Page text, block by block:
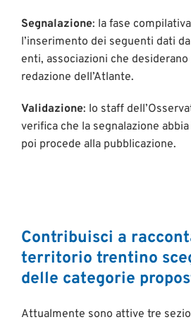
Segnalazione: la fase
l’inserimento dei seguenti dati
enti, associazioni che
redazione dell’Atlante.
Validazione: lo staff
verifica che la segnalazione
poi procede alla pubblicazione.
Contribuisci a
territorio trentino
delle categorie
Attualmente sono attive tre